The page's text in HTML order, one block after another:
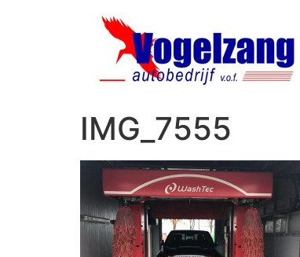
IMG_7555